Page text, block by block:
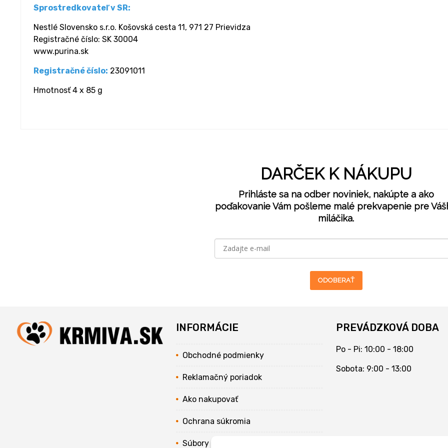
Sprostredkovateľ v SR:
Nestlé Slovensko s.r.o. Košovská cesta 11, 971 27 Prievidza
Registračné číslo: SK 30004
www.purina.sk
Registračné číslo: 23091011
Hmotnosť 4 x 85 g
DARČEK K NÁKUPU
Prihláste sa na odber noviniek, nakúpte a ako
poďakovanie Vám pošleme malé prekvapenie pre
miláčika.
ODOBERAŤ
INFORMÁCIE
Obchodné podmienky
Reklamačný poriadok
Ako nakupovať
Ochrana súkromia
Súbory cookies
PREVÁDZKOVÁ DOBA
Po - Pi: 10:00 - 18:00
Sobota: 9:00 - 13:00